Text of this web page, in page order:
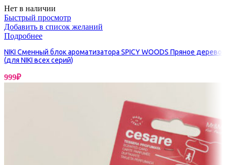
Нет в наличии
Быстрый просмотр
Добавить в список желаний
Подробнее
NIKI Сменный блок ароматизатора SPICY WOODS Пряное дерево
(для NIKI всех серий)
999₽